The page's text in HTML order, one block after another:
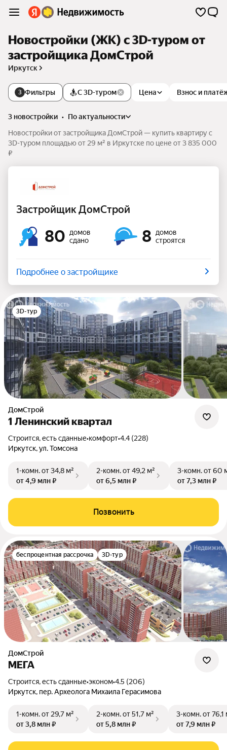
Новостройки (ЖК) c 3D-туром от
застройщика ДомСтрой
Иркутск
3 Фильтры Цена Взнос и
С 3D-туром
3 новостройки •
по актуальности
Новостройки от застройщика ДомСтрой — купить квартиру c
3D-туром площадью от 29 м² в Иркутске по цене от 3 835 000
₽
Застройщик ДомСтрой
80
домов
сдано
8
домов
строятся
Подробнее о застройщике
3D-тур
ДомСтрой
1 Ленинский квартал
Строится, есть сданные•комфорт•4.4 (228)
Иркутск, ул. Томсона
1-комн.от 34,8 м²
от 4,9 млн ₽
2-комн.от 49,2 м²
от 6,5 млн ₽
3-комн.от 60
от 7,3 млн ₽
Позвонить
беспроцентная рассрочка 3D-тур
ДомСтрой
МЕГА
Строится, есть сданные•эконом•4.5 (206)
Иркутск, пер. Археолога Михаила Герасимова
1-комн.от 29,7 м²
от 3,8 млн ₽
2-комн.от 51,7 м²
от 5,8 млн ₽
3-комн.от 76,1
от 7,9 млн ₽